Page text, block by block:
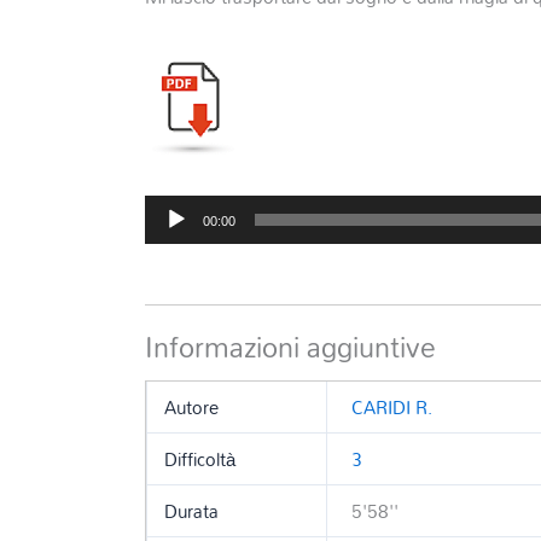
Audio
Player
00:00
Informazioni aggiuntive
Autore
CARIDI R.
Difficoltà
3
Durata
5'58''